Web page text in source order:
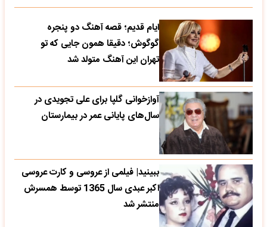
ایام قدیم؛ قصه آهنگ دو پنجره
گوگوش؛ دقیقا همون جایی که تو
تهران این آهنگ متولد شد
آوازخوانی گلپا برای علی تجویدی در
سال‌های پایانی عمر در بیمارستان
ببینید| فیلمی از عروسی و کارت عروسی
اکبر عبدی سال 1365 توسط همسرش
منتشر شد